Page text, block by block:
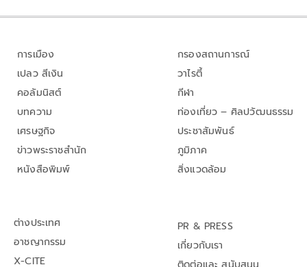
การเมือง
เปลว สีเงิน
คอลัมนิสต์
บทความ
เศรษฐกิจ
ข่าวพระราชสำนัก
หนังสือพิมพ์
กรองสถานการณ์
วาไรตี้
กีฬา
ท่องเที่ยว – ศิลปวัฒนธรรม
ประชาสัมพันธ์
ภูมิภาค
สิ่งแวดล้อม
ต่างประเทศ
อาชญากรรม
X-CITE
PR & PRESS
เกี่ยวกับเรา